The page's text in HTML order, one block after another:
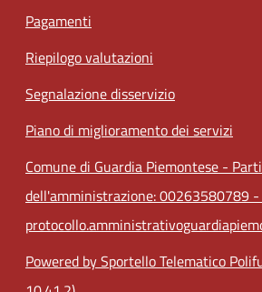
Pagamenti
Riepilogo valutazioni
Segnalazione disservizio
Piano di miglioramento dei servizi
Comune di Guardia Piemontese -
dell'amministrazione: 00263580789 -
Powered by Sportello Telematico